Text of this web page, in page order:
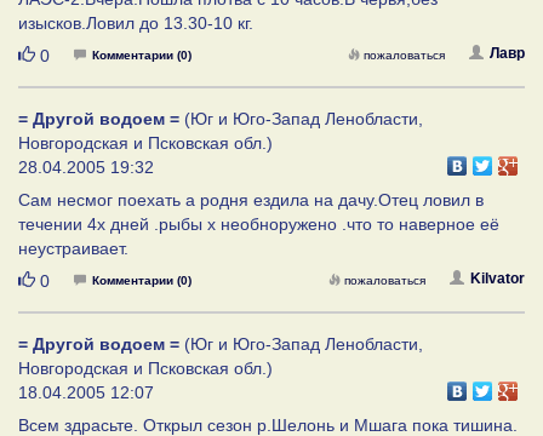
изысков.Ловил до 13.30-10 кг.
Нравится
0 Комментарии (0) Лавр
пожаловаться
= Другой водоем = (Юг и Юго-Запад Ленобласти,
Новгородская и Псковская обл.)
28.04.2005 19:32
Сам несмог поехать а родня ездила на дачу.Отец ловил в
течении 4х дней .рыбы х необноружено .что то наверное её
неустраивает.
Нравится
0 Комментарии (0) Kilvator
пожаловаться
= Другой водоем = (Юг и Юго-Запад Ленобласти,
Новгородская и Псковская обл.)
18.04.2005 12:07
Всем здрасьте. Открыл сезон р.Шелонь и Мшага пока тишина.